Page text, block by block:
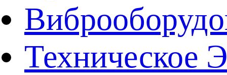
Техническое